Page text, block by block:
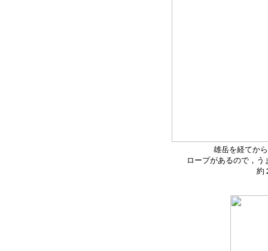
雄岳を経てか
ロープがあるので，
約